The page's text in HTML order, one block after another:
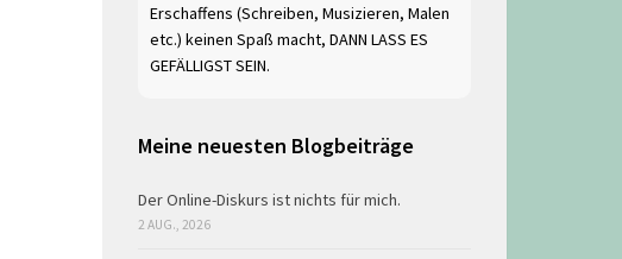
Erschaffens (Schreiben, Musizieren, Malen
etc.) keinen Spaß macht, DANN LASS ES
GEFÄLLIGST SEIN.
Meine neuesten Blogbeiträge
Der Online-Diskurs ist nichts für mich.
2 AUG., 2026